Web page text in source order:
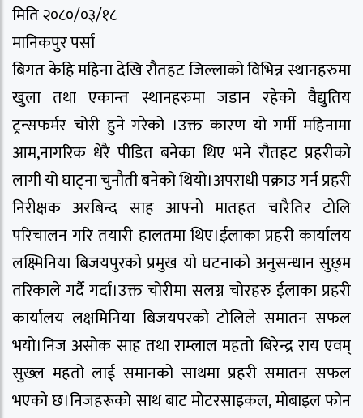
मिति २०८०/०३/१८
मानिकपुर पर्सा
बिगत केहि महिना देखि रौतहट जिल्लाको विभिन्न स्थानहरुमा
खुला तथा एकान्त स्थानहरुमा जडान रहेको वैद्युतिय
ट्रन्सफर्मर चोरी हुने गरेको ।उक्त कारण यो गर्मी महिनामा
आम,नागरिक धेरै पीडित बनेका थिए भने रौतहट प्रहरीको
लागी यो घाट्ना चुनौती बनेको थियो।अपराधी पक्राउ गर्न प्रहरी
निरीक्षक अरबिन्द साह आफ्नो मातहत चारैतिर टोलि
परिचालन गरि तयारी हालतमा थिए।ईलाका प्रहरी कार्यालय
लक्ष्मिनिया बिजयपुरको प्रमुख यो घटनाको अनुसन्धान सुछ्म
तरिकाले गर्दै गर्दा।उक्त चोरीमा सलग्न चोरहरु ईलाका प्रहरी
कार्यालय लक्षमिनिया बिजयपरको टोलिले समातन सफल
भयो।निज असोक साह तथा राम्लाल महतो बिरेन्द्र राय एवम्
सुख्ल महतो लाई समानको साथमा प्रहरी समातन सफल
भएको छ।निजहरूको साथ बाट मोटरसाइकल, मोबाइल फोन